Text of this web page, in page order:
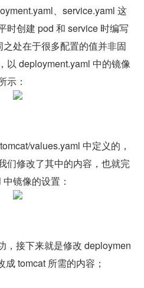
、service.yaml 这
时创建 pod 和 service 时编写
处在于很多配置的值并非固
以 deployment.yaml 中的镜像
示：
values.yaml 中定义的，
们修改了其中的内容，也就完
镜像的设置：
，接下来就是修改 deploymen
tomcat 所需的内容；